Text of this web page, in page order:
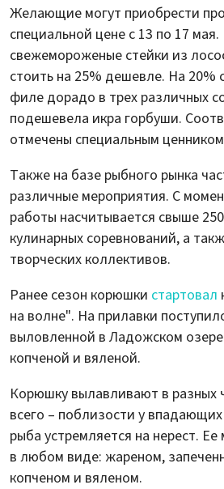
Желающие могут приобрести
специальной цене с 13 по 17
свежемороженые стейки из
стоить на 25% дешевле. На 20%
филе дорадо в трех различных
подешевела икра горбуши.
отмечены специальным
Также на базе рыбного рынка
различные мероприятия. С
работы насчитывается свыше
кулинарных соревнований, а
творческих коллективов.
Ранее сезон корюшки стартовал
на волне". На прилавки
выловленной в Ладожском
копченой и вяленой.
Корюшку вылавливают в разных
всего – поблизости у впадающих
рыба устремляется на нерест.
в любом виде: жареном,
копченом и вяленом.